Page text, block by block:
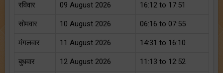
रविवार 09 August 2026 16:12 to 17:51
सोमवार 10 August 2026 06:16 to 07:55
मंगलवार 11 August 2026 14:31 to 16:10
बुधवार 12 August 2026 11:13 to 12:52